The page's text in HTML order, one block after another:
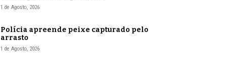
1 de Agosto, 2026
Polícia apreende peixe capturado pelo
arrasto
1 de Agosto, 2026